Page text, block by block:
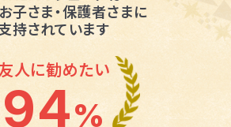
子さま・保護者さまに
持されています
人に勧めたい
94%